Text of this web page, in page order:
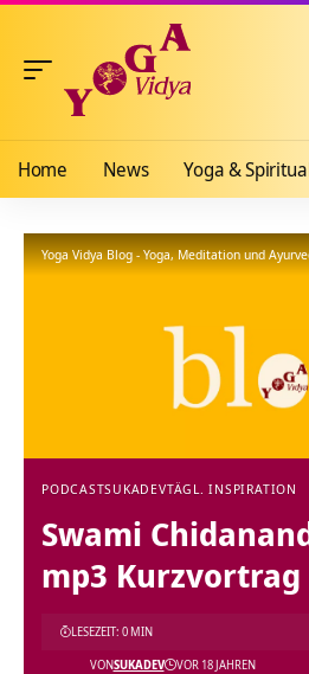
Home News Yoga &
Yoga Vidya Blog - Yoga, Meditation und
PODCASTSUKADEVTÄGL. INSPIRATION
Swami
mp3 Kurzvortrag
VONSUKADEV VOR 18 JAHREN
LESEZEIT: 0 MIN